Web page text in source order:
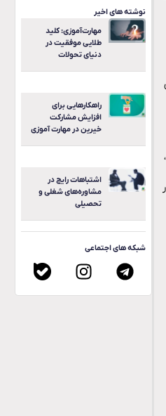
نوشته های اخیر
مهارت‌آموزی: کلید
طلایی موفقیت در
دنیای تحولات
راهکارهایی برای
افزایش مشارکت
خیرین در مهارت آموزی
اشتباهات رایج در
مشاوره‌های شغلی و
تحصیلی
شبکه های اجتماعی